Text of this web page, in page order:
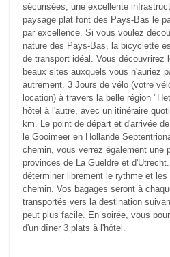
sécurisées, une excellente
paysage plat font des Pays-Bas le
par excellence. Si vous voulez
nature des Pays-Bas, la bicyclette
de transport idéal. Vous découvrirez
beaux sites auxquels vous n'auriez
autrement. 3 Jours de vélo (votre
location) à travers la belle région
hôtel à l'autre, avec un itinéraire
km. Le point de départ et d'arrivée
le Gooimeer en Hollande
chemin, vous verrez également une
provinces de La Gueldre et d'Utrecht.
déterminer librement le rythme et les
chemin. Vos bagages seront à
transportés vers la destination
peut plus facile. En soirée, vous
d'un dîner 3 plats à l'hôtel.